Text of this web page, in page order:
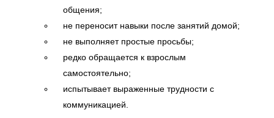
общения;
не переносит навыки после занятий домой;
не выполняет простые просьбы;
редко обращается к взрослым
самостоятельно;
испытывает выраженные трудности с
коммуникацией.